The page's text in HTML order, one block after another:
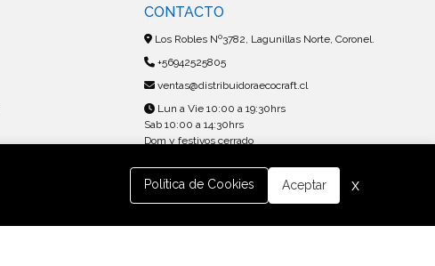
CONTACTO
Los Robles Nº3782, Lagunillas Norte, Coronel.
+56942525805
ventas@distribuidoraecocraft.cl
Lun a Vie 10:00 a 19:30hrs
Sab 10:00 a 14:30hrs
Dom y festivos cerrado
Política de Cookies Aceptar x